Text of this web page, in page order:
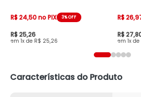
R$ 24,50 no PIX 3% OFF
R$ 25,26
1x de R$ 25,26
R$
R$
1x
Características do Produto